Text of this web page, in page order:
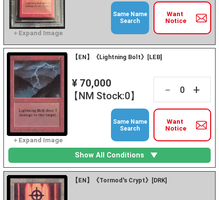
Want
Notice
Same Name
Search
【EN】《Lightning Bolt》[LEB]
¥ 70,000
【NM Stock:0】
－ +
Want
Notice
Same Name
Search
Show All Conditions
【EN】《Tormod's Crypt》[DRK]